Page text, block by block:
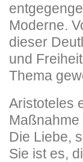
Moderne.
dieser
und
Thema
Aristoteles
Die Liebe,
Sie ist es,